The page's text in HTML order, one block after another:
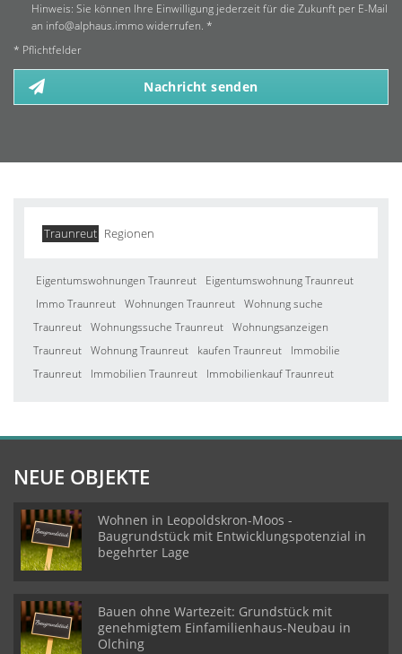
Hinweis: Sie können Ihre Einwilligung jederzeit für die Zukunft per E-Mail
an info@alphaus.immo widerrufen. *
* Pflichtfelder
Nachricht senden
Traunreut Regionen
Eigentumswohnungen Traunreut
Eigentumswohnung Traunreut
Immo Traunreut Wohnungen Traunreut Wohnung suche
Traunreut Wohnungssuche Traunreut Wohnungsanzeigen
Traunreut Wohnung Traunreut kaufen Traunreut
Immobilie
Traunreut
Immobilien Traunreut Immobilienkauf Traunreut
NEUE OBJEKTE
Wohnen in Leopoldskron-Moos -
Baugrundstück mit Entwicklungspotenzial in
begehrter Lage
Bauen ohne Wartezeit: Grundstück mit
genehmigtem Einfamilienhaus-Neubau in
Olching